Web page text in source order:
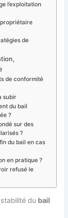
l’exploitation
de
de conformité
subir
du bail
?
sur des
?
du bail en cas
en pratique ?
refusé le
du bail